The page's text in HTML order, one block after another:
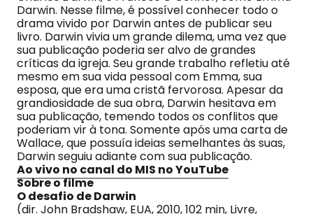
Darwin. Nesse filme, é possível conhecer todo o
drama vivido por Darwin antes de publicar seu
livro. Darwin vivia um grande dilema, uma vez que
sua publicação poderia ser alvo de grandes
críticas da igreja. Seu grande trabalho refletiu até
mesmo em sua vida pessoal com Emma, sua
esposa, que era uma cristã fervorosa. Apesar da
grandiosidade de sua obra, Darwin hesitava em
sua publicação, temendo todos os conflitos que
poderiam vir à tona. Somente após uma carta de
Wallace, que possuía ideias semelhantes às suas,
Darwin seguiu adiante com sua publicação.
Ao vivo no canal do MIS no YouTube
Sobre o filme
O desafio de Darwin
(dir. John Bradshaw, EUA, 2010, 102 min, Livre,